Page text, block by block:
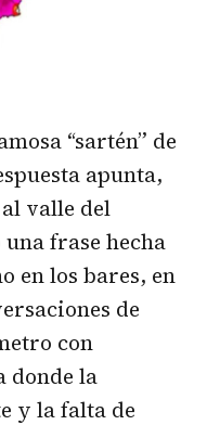
“sartén” de
apunta,
valle del
frase hecha
en los bares, en
de
con
donde la
y la falta de